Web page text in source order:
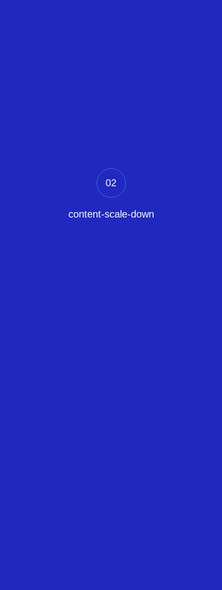
content-scale-down
02